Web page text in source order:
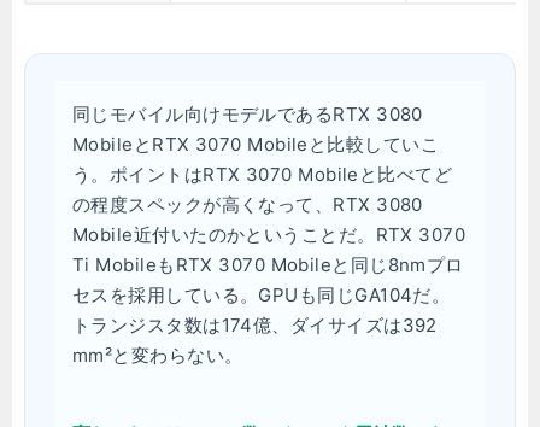
同じモバイル向けモデルであるRTX 3080
MobileとRTX 3070 Mobileと比較していこ
う。ポイントはRTX 3070 Mobileと比べてど
の程度スペックが高くなって、RTX 3080
Mobile近付いたのかということだ。RTX 3070
Ti MobileもRTX 3070 Mobileと同じ8nmプロ
セスを採用している。GPUも同じGA104だ。
トランジスタ数は174億、ダイサイズは392
mm²と変わらない。